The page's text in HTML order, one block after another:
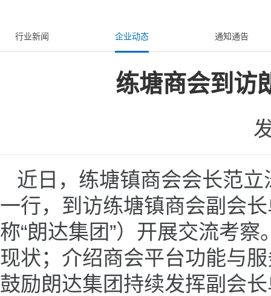
行业新闻 企业动态 通知通告
练塘商会到访
近日，练塘镇商会会长范
一行，到访练塘镇商会副会
称“朗达集团”）开展交流考
现状；介绍商会平台功能与
鼓励朗达集团持续发挥副会